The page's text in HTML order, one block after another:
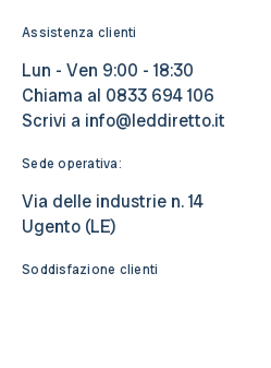
Assistenza clienti
Lun - Ven 9:00 - 18:30
Chiama al 0833 694 106
Scrivi a info@leddiretto.it
Sede operativa:
Via delle industrie n. 14
Ugento (LE)
Soddisfazione clienti